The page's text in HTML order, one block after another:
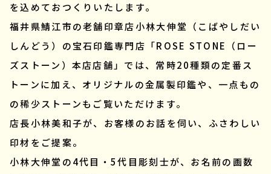
を込めておつくりいたします。
福井県鯖江市の老舗印章店小林大伸堂（こばやしだい
しんどう）の宝石印鑑専門店「ROSE STONE（ロー
ズストーン）本店店舗」では、常時20種類の定番ス
トーンに加え、オリジナルの金属製印鑑や、一点もの
の稀少ストーンもご覧いただけます。
店長小林美和子が、お客様のお話を伺い、ふさわしい
印材をご提案。
小林大伸堂の4代目・5代目彫刻士が、お名前の画数